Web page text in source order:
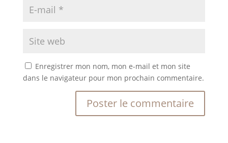
Enregistrer mon nom, mon e-mail et mon site
dans le navigateur pour mon prochain commentaire.